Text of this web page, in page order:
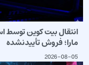
انتقال بیت کوین توسط
مارا؛ فروش تأییدنشده
2026-08-05